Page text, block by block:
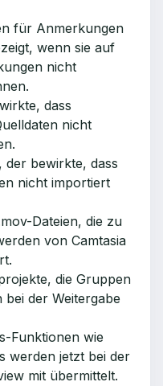
für Anmerkungen
wenn sie auf
nicht
dass
nicht
bewirkte, dass
nicht importiert
Dateien, die zu
von Camtasia
die Gruppen
der Weitergabe
Funktionen wie
werden jetzt bei der
mit übermittelt.